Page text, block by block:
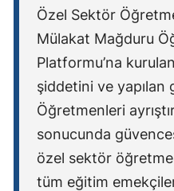
Özel Sektör
Mülakat Mağduru
Platformu’na
şiddetini ve yapılan
Öğretmenleri
sonucunda
özel sektör
tüm eğitim